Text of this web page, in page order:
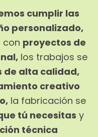
cumplir las
personalizado,
con proyectos de
los trabajos se
de alta calidad,
creativo
la fabricación se
tú necesitas y
técnica